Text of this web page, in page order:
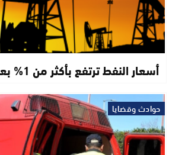
أسعار النفط ترتفع بأكثر من 1% بعد خسائر حادة
حوادث وقضايا